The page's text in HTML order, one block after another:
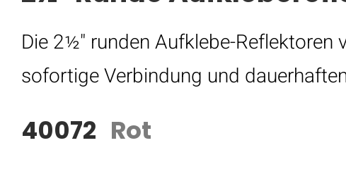
Die 2½" runden Aufklebe-Reflektoren
sofortige Verbindung und
40072 Rot